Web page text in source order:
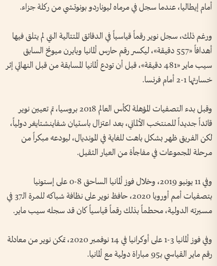
أمام إيطاليا، عندما سجل في مرماه ليوناردو بونوتشي من ركلة جزاء.
ورغم ذلك، سجل نوير رقماً قياسياً في الدقائق المتتالية التي لم يتلق فيها
أهدافاً «557 دقيقة»، ليكسر رقم حارس ألمانيا وبايرن ميونخ السابق
سيب ماير «481 دقيقة»، قبل أن تودع ألمانيا المسابقة من قبل النهائي إثر
خسارتها 1-2 أمام فرنسا.
وقبل بدء التصفيات المؤهلة لكأس العالم 2018 بروسيا، تم تعيين نوير
قائداً جديداً للمنتخب الألماني، بعد اعتزال باستيان شفاينشتايغر دولياً،
لكن الفريق ظهر بشكل باهت للغاية في المونديال، ليودعه مبكراً من
مرحلة المجموعات في مفاجأة من العيار الثقيل.
وفي 11 يونيو 2019، وخلال فوز ألمانيا الساحق 8-0 على إستونيا
بتصفيات أمم أوروبا 2020، حافظ نوير على نظافة شباكه للمرة الـ37 في
مسيرته الدولية، محطماً بذلك رقماً قياسياً كان قد سجله سيب ماير.
وفي فوز ألمانيا 3-1 على أوكرانيا في 14 نوفمبر 2020، تمكن نوير من معادلة
رقم ماير القياسي بـ95 مباراة دولية مع ألمانيا.